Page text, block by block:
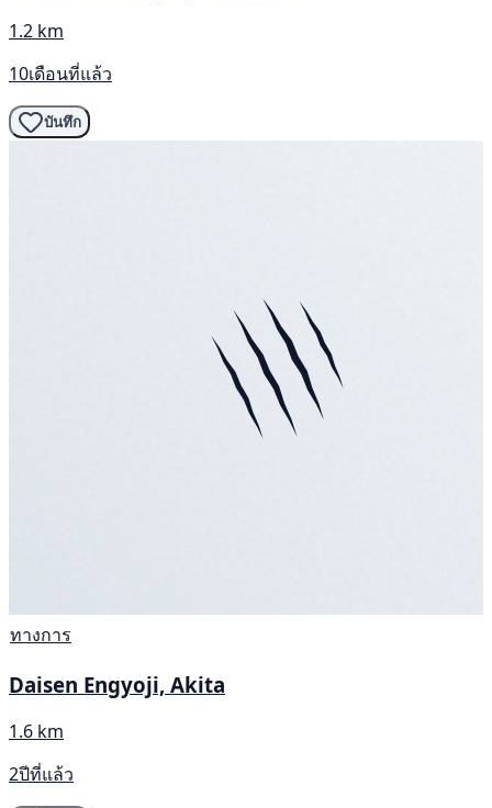
1.2 km
10เดือนที่แล้ว
บันทึก
ทางการ
Daisen Engyoji, Akita
1.6 km
2ปีที่แล้ว